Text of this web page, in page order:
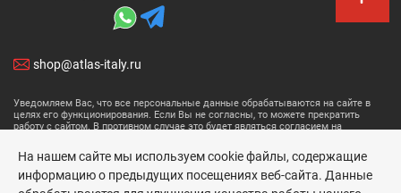
shop@atlas-italy.ru
Уведомляем Вас, что все персональные данные обрабатываются на сайте в
целях его функционирования. Если Вы не согласны, то можете прекратить
работу с сайтом. В противном случае это будет являться согласием на
Размещенные данные носят информационный характер и не являются
публичной офертой.
На нашем сайте мы используем cookie файлы, содержащие
информацию о предыдущих посещениях веб-сайта. Данные